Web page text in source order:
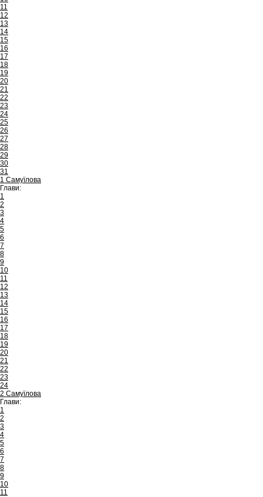
11
12
13
14
15
16
17
18
19
20
21
22
23
24
25
26
27
28
29
30
31
1 Самуїлова
Глави:
1
2
3
4
5
6
7
8
9
10
11
12
13
14
15
16
17
18
19
20
21
22
23
24
2 Самуїлова
Глави:
1
2
3
4
5
6
7
8
9
10
11